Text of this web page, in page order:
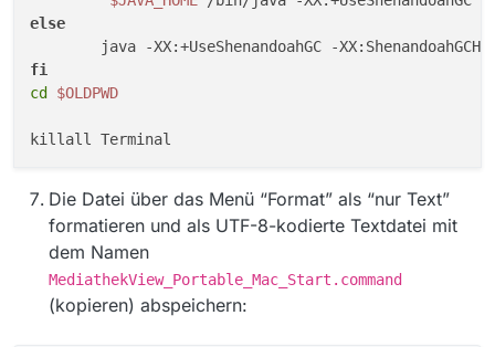
else
fi
cd
$OLDPWD
Die Datei über das Menü “Format” als “nur Text”
formatieren und als UTF-8-kodierte Textdatei mit
dem Namen
MediathekView_Portable_Mac_Start.command
(kopieren) abspeichern: